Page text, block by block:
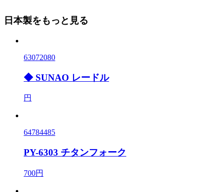
日本製をもっと見る
63072080
◆ SUNAO レードル
円
64784485
PY-6303 チタンフォーク
700円